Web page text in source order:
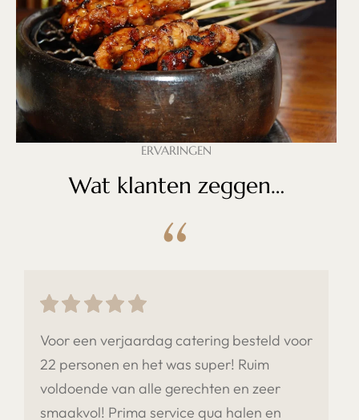
ERVARINGEN
Wat klanten zeggen…
Voor een verjaardag catering besteld voor
22 personen en het was super! Ruim
voldoende van alle gerechten en zeer
smaakvol! Prima service qua halen en